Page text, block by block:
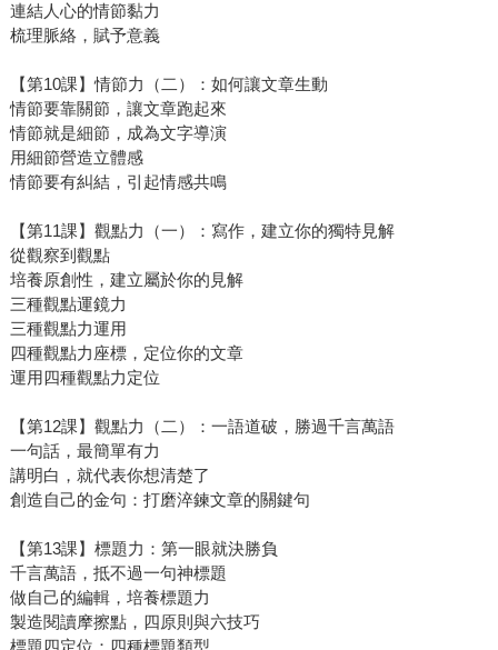
連結人心的情節黏力
梳理脈絡，賦予意義
【第10課】情節力（二）：如何讓文章生動
情節要靠關節，讓文章跑起來
情節就是細節，成為文字導演
用細節營造立體感
情節要有糾結，引起情感共鳴
【第11課】觀點力（一）：寫作，建立你的獨特見解
從觀察到觀點
培養原創性，建立屬於你的見解
三種觀點運鏡力
三種觀點力運用
四種觀點力座標，定位你的文章
運用四種觀點力定位
【第12課】觀點力（二）：一語道破，勝過千言萬語
一句話，最簡單有力
講明白，就代表你想清楚了
創造自己的金句：打磨淬鍊文章的關鍵句
【第13課】標題力：第一眼就決勝負
千言萬語，抵不過一句神標題
做自己的編輯，培養標題力
製造閱讀摩擦點，四原則與六技巧
標題四定位：四種標題類型